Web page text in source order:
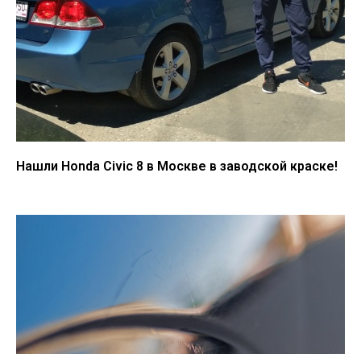
Нашли Honda Civic 8 в Москве в заводской краске!